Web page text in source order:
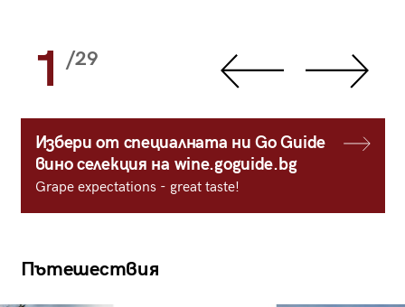
1 /29
Избери от специалната ни Go Guide
вино селекция на wine.goguide.bg
Grape expectations - great taste!
Пътешествия